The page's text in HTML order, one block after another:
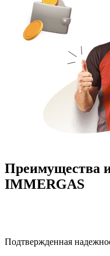
Преимущества
IMMERGAS
Подтвержденная